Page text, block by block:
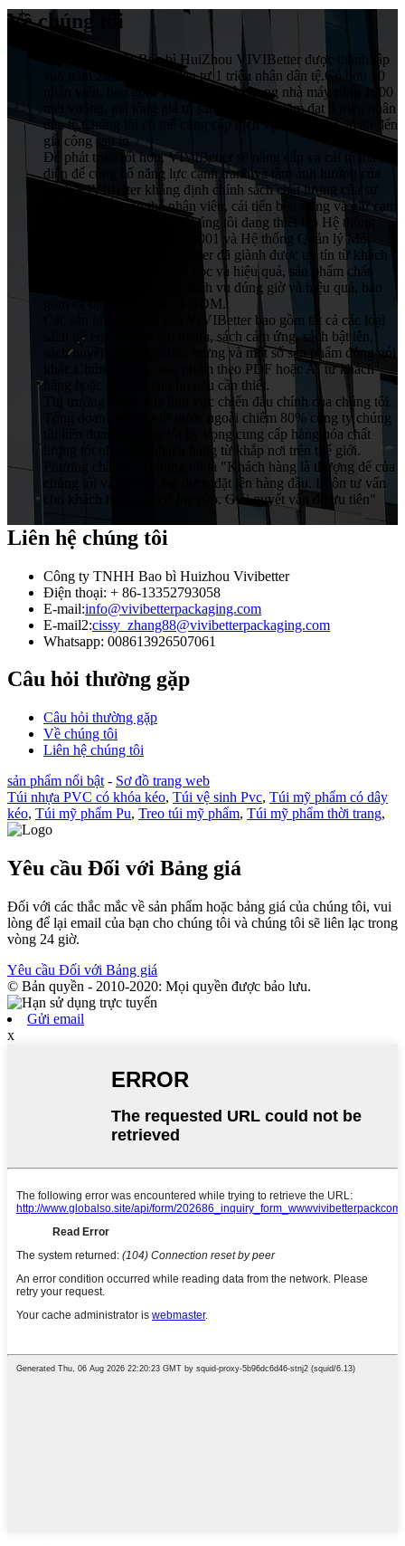
Về chúng tôi
Công ty TNHH Bao bì HuiZhou VIVIBetter được thành lập
vào năm 2015 với vốn đầu tư 1 triệu nhân dân tệ.Có hơn 50
nhân viên, bao gồm 5 kỹ thuật viên trong nhà máy rộng 1000
mét vuông, mà tổng giá trị sản xuất hàng năm đạt 5 triệu nhân
dân tệ.Chúng tôi có thể cung cấp dịch vụ từ thiết kế, in ấn đến
gia công sau in.
Để phát triển tốt hơn, VIVIBetter sẽ nâng cấp và cải tổ toàn
diện để củng cố năng lực cạnh tranh và tầm ảnh hưởng của
mình.VIVIBetter khẳng định chính sách chất lượng của sự
tham gia của toàn thể nhân viên, cải tiến bền vững và giữ cam
kết với mọi khách hàng.Chúng tôi đang thiết lập Hệ thống
Đảm bảo Chất lượng ISO9001 và Hệ thống Quản lý Môi
trường ISO14001.VIVIBetter đã giành được uy tín từ khách
hàng với sự quản lý khoa học và hiệu quả, sản phẩm chất
lượng cao, giá cả hợp lý, dịch vụ đúng giờ và hiệu quả, bao
gồm cả dịch vụ OEM và ODM.
Các sản phẩm chính của VIVIBetter bao gồm tất cả các loại
sách trẻ em và sách âm thanh, sách cảm ứng, sách bật lên,
sách huyền bí, thiệp chúc mừng và một số sản phẩm đóng gói
khác.Chúng tôi làm sản phẩm theo PDF hoặc AI từ khách
hàng hoặc thiết kế cho họ nếu cần thiết.
Thị trường quốc tế là lĩnh vực chiến đấu chính của chúng tôi.
Tổng doanh nghiệp từ nước ngoài chiếm 80% công ty chúng
tôi liên doanh.Chúng tôi hy vọng cung cấp hàng hóa chất
lượng tốt nhất cho khách hàng từ khắp nơi trên thế giới.
Phương châm của chúng tôi là "Khách hàng là thượng đế của
chúng tôi và chất lượng được đặt lên hàng đầu. Luôn tư vấn
cho khách hàng bất cứ lúc nào. Giải quyết vấn đề ưu tiên"
Liên hệ chúng tôi
Công ty TNHH Bao bì Huizhou Vivibetter
Điện thoại: + 86-13352793058
E-mail:info@vivibetterpackaging.com
E-mail2:cissy_zhang88@vivibetterpackaging.com
Whatsapp: 008613926507061
Câu hỏi thường gặp
Câu hỏi thường gặp
Về chúng tôi
Liên hệ chúng tôi
sản phẩm nổi bật - Sơ đồ trang web
Túi nhựa PVC có khóa kéo, Túi vệ sinh Pvc, Túi mỹ phẩm có dây
kéo, Túi mỹ phẩm Pu, Treo túi mỹ phẩm, Túi mỹ phẩm thời trang,
Yêu cầu Đối với Bảng giá
Đối với các thắc mắc về sản phẩm hoặc bảng giá của chúng tôi, vui
lòng để lại email của bạn cho chúng tôi và chúng tôi sẽ liên lạc trong
vòng 24 giờ.
Yêu cầu Đối với Bảng giá
© Bản quyền - 2010-2020: Mọi quyền được bảo lưu.
Gửi email
x